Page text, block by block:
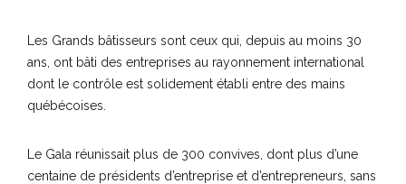
Les Grands bâtisseurs sont ceux qui, depuis au moins 30
ans, ont bâti des entreprises au rayonnement international
dont le contrôle est solidement établi entre des mains
québécoises.
Le Gala réunissait plus de 300 convives, dont plus d’une
centaine de présidents d’entreprise et d’entrepreneurs, sans